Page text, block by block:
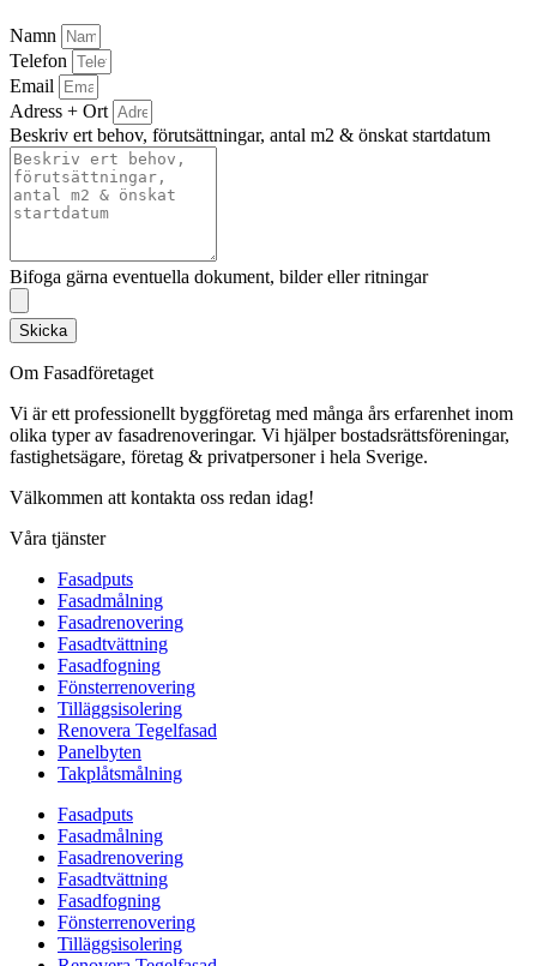
Namn
Telefon
Email
Adress + Ort
Beskriv ert behov, förutsättningar, antal m2 & önskat startdatum
Bifoga gärna eventuella dokument, bilder eller ritningar
Skicka
Om Fasadföretaget
Vi är ett professionellt byggföretag med många års erfarenhet inom
olika typer av fasadrenoveringar. Vi hjälper bostadsrättsföreningar,
fastighetsägare, företag & privatpersoner i hela Sverige.
Välkommen att kontakta oss redan idag!
Våra tjänster
Fasadputs
Fasadmålning
Fasadrenovering
Fasadtvättning
Fasadfogning
Fönsterrenovering
Tilläggsisolering
Renovera Tegelfasad
Panelbyten
Takplåtsmålning
Fasadputs
Fasadmålning
Fasadrenovering
Fasadtvättning
Fasadfogning
Fönsterrenovering
Tilläggsisolering